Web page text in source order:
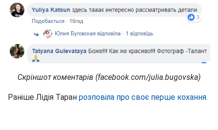
Скріншот коментарів (facebook.com/julia.bugovska)
Раніше Лідія Таран розповіла про своє перше кохання.